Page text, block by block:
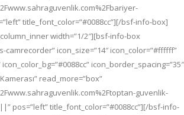
title_font_color=”#0088cc”][/bsf-info-box]
width=”1/2″][bsf-info-box
camrecorder” icon_size=”14″ icon_color=”#ffffff”
icon_border_spacing=”35″
read_more=”box”
guvenlik-
pos=”left” title_font_color=”#0088cc”][/bsf-info-